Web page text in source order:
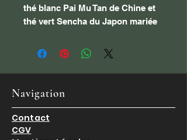
thé blanc Pai Mu Tan de Chine et
thé vert Sencha du Japon mariée
la pêche, de l’abricot, de la poire
et de l’hibiscus.
Conseils de préparation :
Glacé : Laissez infuser minimum
20 minutes à température
ambiante. filtrez avant de servir
Navigation
Contact
CGV